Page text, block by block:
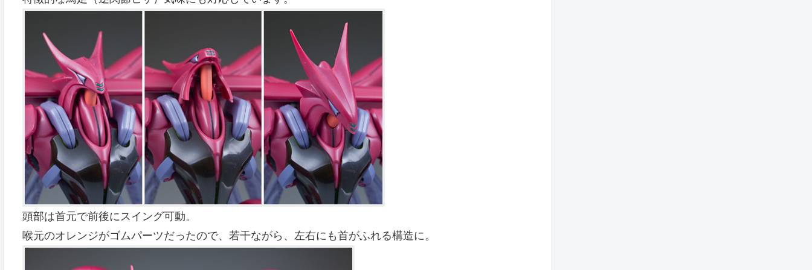
頭部は首元で前後にスイング可動。
喉元のオレンジがゴムパーツだったので、若干ながら、左右にも首がふれる構造に。